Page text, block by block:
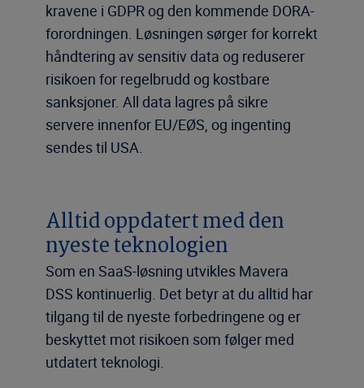
kravene i GDPR og den kommende DORA-
forordningen. Løsningen sørger for korrekt
håndtering av sensitiv data og reduserer
risikoen for regelbrudd og kostbare
sanksjoner. All data lagres på sikre
servere innenfor EU/EØS, og ingenting
sendes til USA.
Alltid oppdatert med den
nyeste teknologien
Som en SaaS-løsning utvikles Mavera
DSS kontinuerlig. Det betyr at du alltid har
tilgang til de nyeste forbedringene og er
beskyttet mot risikoen som følger med
utdatert teknologi.